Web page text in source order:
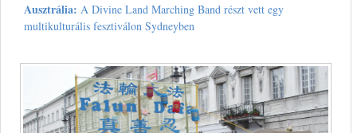
Ausztrália: A Divine Land Marching Band részt vett egy
multikulturális fesztiválon Sydneyben